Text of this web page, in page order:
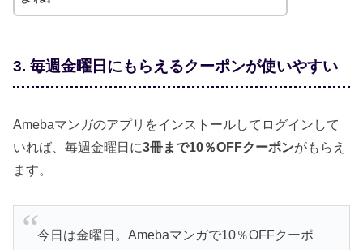
3. 毎週金曜日にもらえるクーポンが使いやすい
Amebaマンガのアプリをインストールしてログインして
いれば、毎週金曜日に3冊まで10％OFFクーポンがもらえ
ます。
今日は金曜日。Amebaマンガで10％OFFクーポ